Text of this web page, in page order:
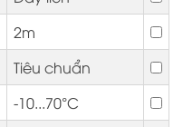
2m
Tiêu chuẩn
-10...70°C